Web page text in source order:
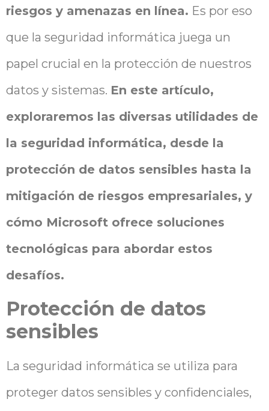
riesgos y amenazas en línea. Es por eso
que la seguridad informática juega un
papel crucial en la protección de nuestros
datos y sistemas. En este artículo,
exploraremos las diversas utilidades de
la seguridad informática, desde la
protección de datos sensibles hasta la
mitigación de riesgos empresariales, y
cómo Microsoft ofrece soluciones
tecnológicas para abordar estos
desafíos.
Protección de datos
sensibles
La seguridad informática se utiliza para
proteger datos sensibles y confidenciales,